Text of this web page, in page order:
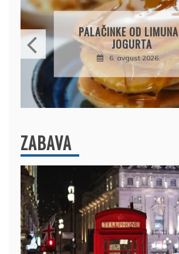
BRZI KOLAČ BEZ
PIŠKOTE, MALINE I
ČOKOLADA U
KOMBINACIJI
6. avgust 2026.
ZABAVA